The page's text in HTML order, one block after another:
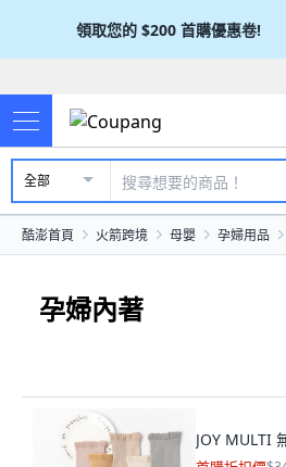
領取您的 $200 首購優惠卷!
全部
酷澎首頁 火箭跨境 母嬰 孕婦用品
孕婦內著
JOY MULTI